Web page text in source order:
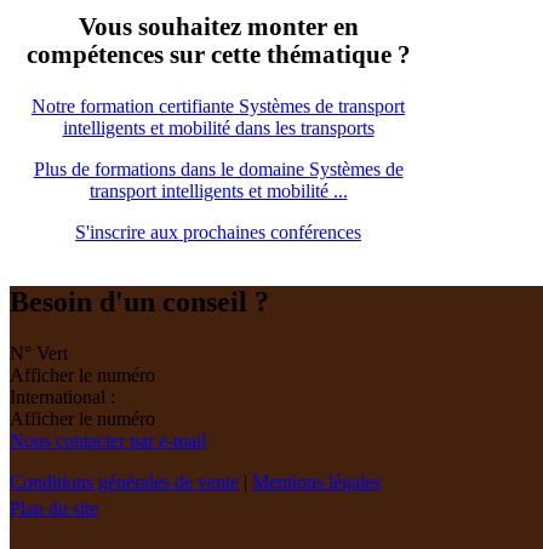
Vous souhaitez monter en
compétences sur cette thématique ?
Notre formation certifiante Systèmes de transport
intelligents et mobilité dans les transports
Plus de formations dans le domaine Systèmes de
transport intelligents et mobilité ...
S'inscrire aux prochaines conférences
Besoin d'un conseil ?
N° Vert
Afficher le numéro
International :
Afficher le numéro
Nous contacter par e-mail
Conditions générales de vente | Mentions légales
Plan du site